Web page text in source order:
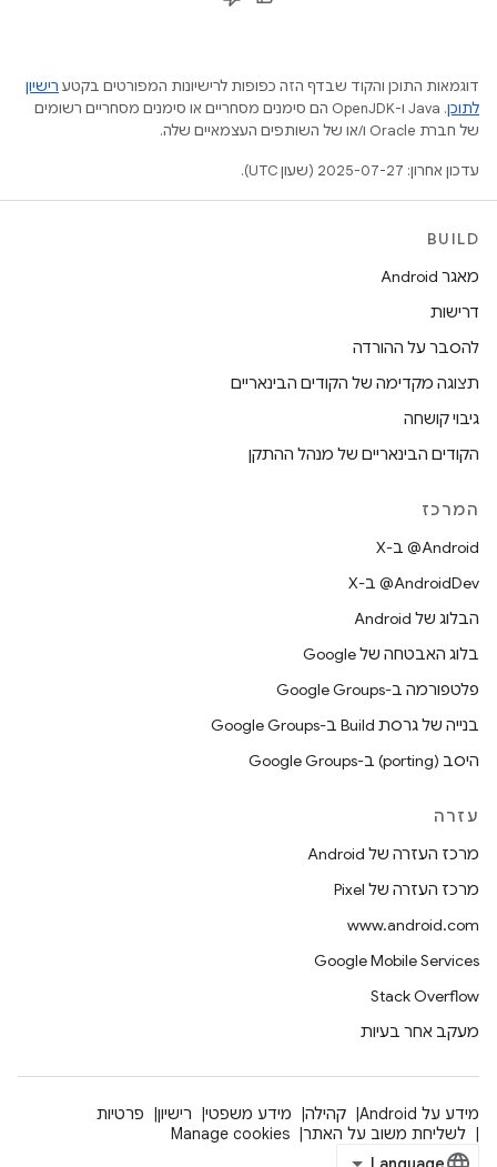
דוגמאות התוכן והקוד שבדף הזה כפופות לרישיונות המפורטים בקטע רישיון
לתוכן
.‏ Java ו-OpenJDK הם סימנים מסחריים או סימנים מסחריים רשומים
של חברת Oracle ו/או של השותפים העצמאיים שלה.
עדכון אחרון: 2025-07-27 (שעון UTC).
BUILD
מאגר Android
דרישות
להסבר על ההורדה
תצוגה מקדימה של הקודים הבינאריים
גיבוי קושחה
הקודים הבינאריים של מנהל ההתקן
המרכז
‫‎@Android ב-X
‫‎@AndroidDev ב-X
הבלוג של Android
בלוג האבטחה של Google
פלטפורמה ב-Google Groups
בנייה של גרסת Build ב-Google Groups
היסב (porting) ב-Google Groups
עזרה
מרכז העזרה של Android
מרכז העזרה של Pixel
www.android.com
Google Mobile Services
Stack Overflow
מעקב אחר בעיות
מידע על Android קהילה מידע משפטי רישיון
פרטיות
לשליחת משוב על האתר
Manage cookies